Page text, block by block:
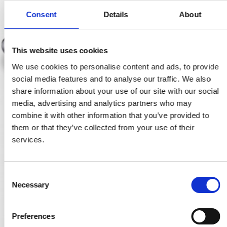
Consent Details About
This website uses cookies
We use cookies to personalise content and ads, to provide
social media features and to analyse our traffic. We also
share information about your use of our site with our social
media, advertising and analytics partners who may
combine it with other information that you’ve provided to
them or that they’ve collected from your use of their
services.
Necessary
Preferences